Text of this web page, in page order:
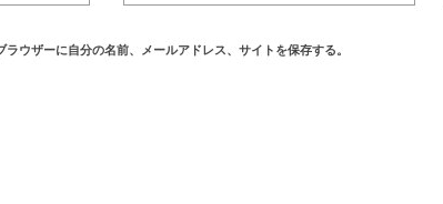
ウザーに自分の名前、メールアドレス、サイトを保存する。